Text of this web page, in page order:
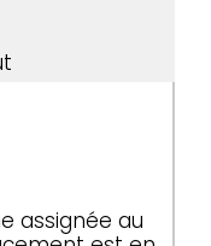
assignée au